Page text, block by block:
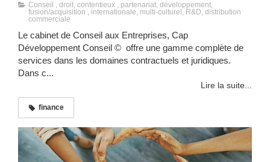
Conseil , droit, contentieux , partenariat, développement,
fusion/acquisition , internationale, multi-culturel, R&D, distribution
commerciale
Le cabinet de Conseil aux Entreprises, Cap
Développement Conseil © offre une gamme complète de
services dans les domaines contractuels et juridiques.
Dans c...
Lire la suite...
finance